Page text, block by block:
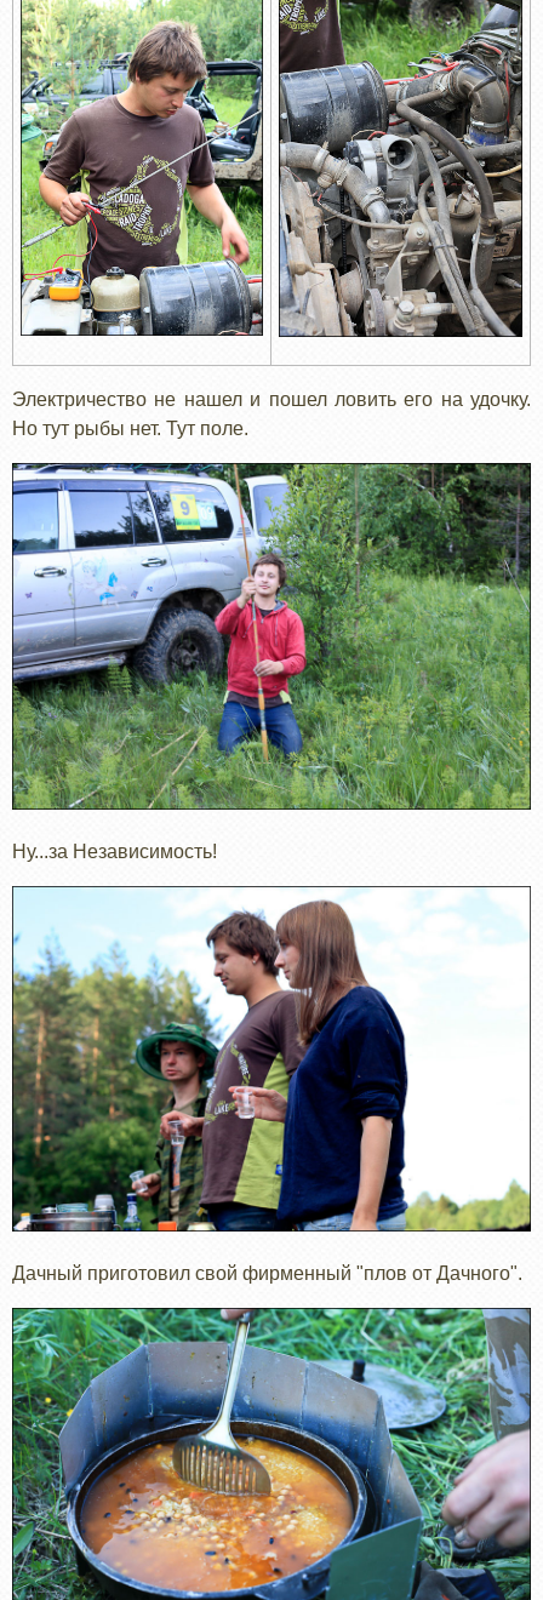
Электричество не нашел и пошел ловить его на удочку.
Но тут рыбы нет. Тут поле.
Ну...за Независимость!
Дачный приготовил свой фирменный "плов от Дачного".